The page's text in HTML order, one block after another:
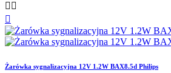
 

Żarówka sygnalizacyjna 12V 1.2W BAX8.5d Philips